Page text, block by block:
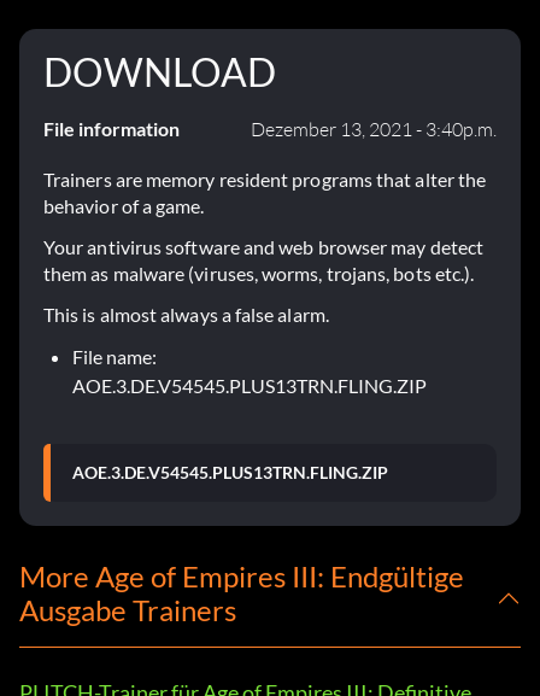
DOWNLOAD
File information Dezember 13, 2021 - 3:40p.m.
Trainers are memory resident programs that alter the
behavior of a game.
Your antivirus software and web browser may detect
them as malware (viruses, worms, trojans, bots etc.).
This is almost always a false alarm.
File name:
AOE.3.DE.V54545.PLUS13TRN.FLING.ZIP
AOE.3.DE.V54545.PLUS13TRN.FLING.ZIP
More Age of Empires III: Endgültige
Ausgabe Trainers